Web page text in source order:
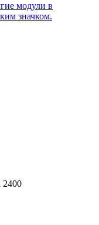
модули в
значком.